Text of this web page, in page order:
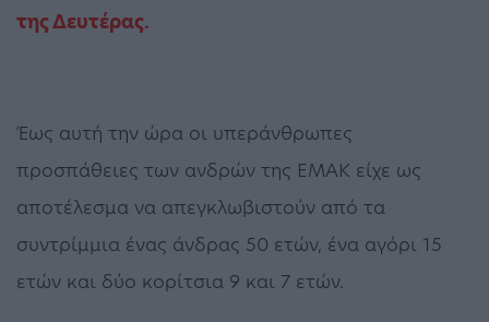
της Δευτέρας.
Έως αυτή την ώρα οι υπεράνθρωπες
προσπάθειες των ανδρών της ΕΜΑΚ είχε ως
αποτέλεσμα να απεγκλωβιστούν από τα
συντρίμμια ένας άνδρας 50 ετών, ένα αγόρι 15
ετών και δύο κορίτσια 9 και 7 ετών.